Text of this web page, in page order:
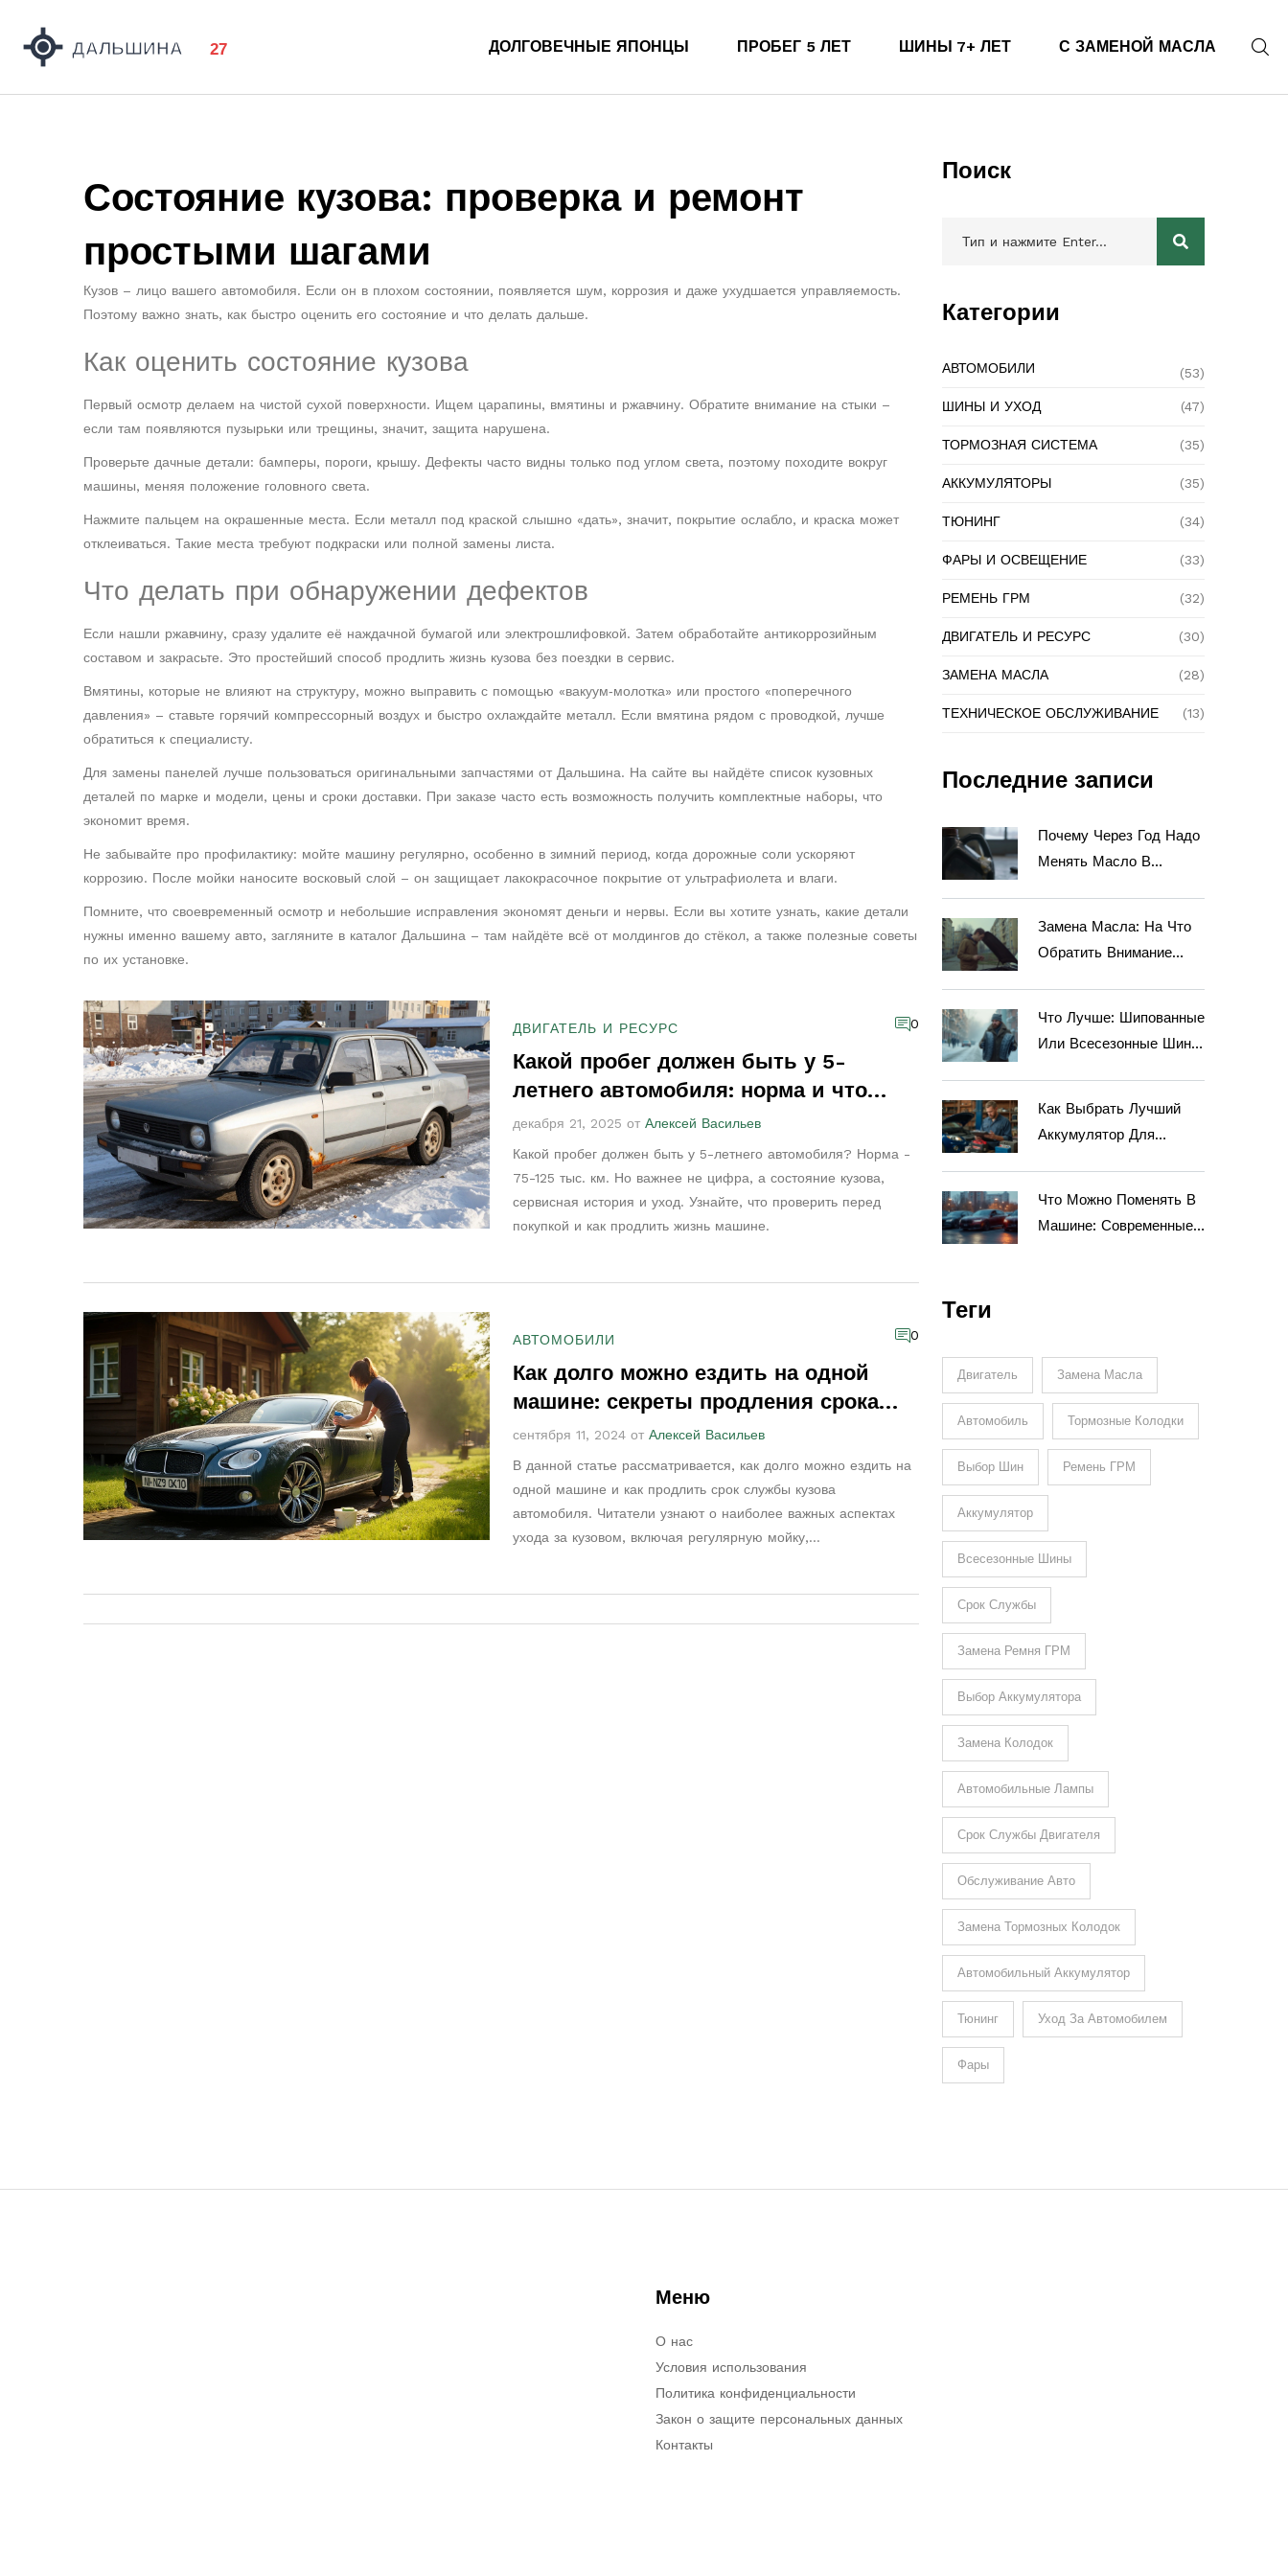
ДОЛГОВЕЧНЫЕ ЯПОНЦЫ ПРОБЕГ 5 ЛЕТ ШИНЫ 7+ ЛЕТ С ЗАМЕНОЙ МАСЛА
Состояние кузова: проверка и ремонт
простыми шагами
Кузов – лицо вашего автомобиля. Если он в плохом состоянии, появляется шум, коррозия и даже ухудшается управляемость.
Поэтому важно знать, как быстро оценить его состояние и что делать дальше.
Как оценить состояние кузова
Первый осмотр делаем на чистой сухой поверхности. Ищем царапины, вмятины и ржавчину. Обратите внимание на стыки –
если там появляются пузырьки или трещины, значит, защита нарушена.
Проверьте дачные детали: бамперы, пороги, крышу. Дефекты часто видны только под углом света, поэтому походите вокруг
машины, меняя положение головного света.
Нажмите пальцем на окрашенные места. Если металл под краской слышно «дать», значит, покрытие ослабло, и краска может
отклеиваться. Такие места требуют подкраски или полной замены листа.
Что делать при обнаружении дефектов
Если нашли ржавчину, сразу удалите её наждачной бумагой или электрошлифовкой. Затем обработайте антикоррозийным
составом и закрасьте. Это простейший способ продлить жизнь кузова без поездки в сервис.
Вмятины, которые не влияют на структуру, можно выправить с помощью «вакуум‑молотка» или простого «поперечного
давления» – ставьте горячий компрессорный воздух и быстро охлаждайте металл. Если вмятина рядом с проводкой, лучше
обратиться к специалисту.
Для замены панелей лучше пользоваться оригинальными запчастями от Дальшина. На сайте вы найдёте список кузовных
деталей по марке и модели, цены и сроки доставки. При заказе часто есть возможность получить комплектные наборы, что
экономит время.
Не забывайте про профилактику: мойте машину регулярно, особенно в зимний период, когда дорожные соли ускоряют
коррозию. После мойки наносите восковый слой – он защищает лакокрасочное покрытие от ультрафиолета и влаги.
Помните, что своевременный осмотр и небольшие исправления экономят деньги и нервы. Если вы хотите узнать, какие детали
нужны именно вашему авто, загляните в каталог Дальшина – там найдёте всё от молдингов до стёкол, а также полезные советы
по их установке.
ДВИГАТЕЛЬ И РЕСУРС 0
Какой пробег должен быть у 5-
летнего автомобиля: норма и что
говорит о состоянии машины
декабря 21, 2025 от Алексей Васильев
Какой пробег должен быть у 5-летнего автомобиля? Норма -
75-125 тыс. км. Но важнее не цифра, а состояние кузова,
сервисная история и уход. Узнайте, что проверить перед
покупкой и как продлить жизнь машине.
АВТОМОБИЛИ 0
Как долго можно ездить на одной
машине: секреты продления срока
службы кузова
сентября 11, 2024 от Алексей Васильев
В данной статье рассматривается, как долго можно ездить на
одной машине и как продлить срок службы кузова
автомобиля. Читатели узнают о наиболее важных аспектах
ухода за кузовом, включая регулярную мойку,
Поиск
Категории
АВТОМОБИЛИ (53)
ШИНЫ И УХОД (47)
ТОРМОЗНАЯ СИСТЕМА (35)
АККУМУЛЯТОРЫ (35)
ТЮНИНГ (34)
ФАРЫ И ОСВЕЩЕНИЕ (33)
РЕМЕНЬ ГРМ (32)
ДВИГАТЕЛЬ И РЕСУРС (30)
ЗАМЕНА МАСЛА (28)
ТЕХНИЧЕСКОЕ ОБСЛУЖИВАНИЕ (13)
Последние записи
Почему Через Год Надо
Менять Масло В
Замена Масла: На Что
Обратить Внимание
Что Лучше: Шипованные
Или Всесезонные Шины
Недостатки
Как Выбрать Лучший
Аккумулятор Для
Что Можно Поменять В
Машине: Современные
Теги
Двигатель Замена Масла
Автомобиль Тормозные Колодки
Выбор Шин Ремень ГРМ
Аккумулятор
Всесезонные Шины
Срок Службы
Замена Ремня ГРМ
Выбор Аккумулятора
Замена Колодок
Автомобильные Лампы
Срок Службы Двигателя
Обслуживание Авто
Замена Тормозных Колодок
Автомобильный Аккумулятор
Тюнинг Уход За Автомобилем
Фары
Меню
О нас
Условия использования
Политика конфиденциальности
Закон о защите персональных данных
Контакты